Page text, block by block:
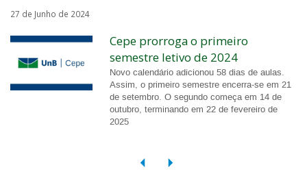
27 de Junho de 2024
Cepe prorroga o primeiro
semestre letivo de 2024
Novo calendário adicionou 58 dias de aulas.
Assim, o primeiro semestre encerra-se em 21
de setembro. O segundo começa em 14 de
outubro, terminando em 22 de fevereiro de
2025